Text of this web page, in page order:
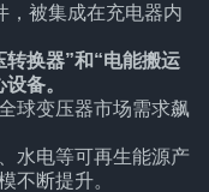
，被集成在充电器内
换器”和“电能搬运
备。
球变压器市场需求飙
水电等可再生能源产
不断提升。